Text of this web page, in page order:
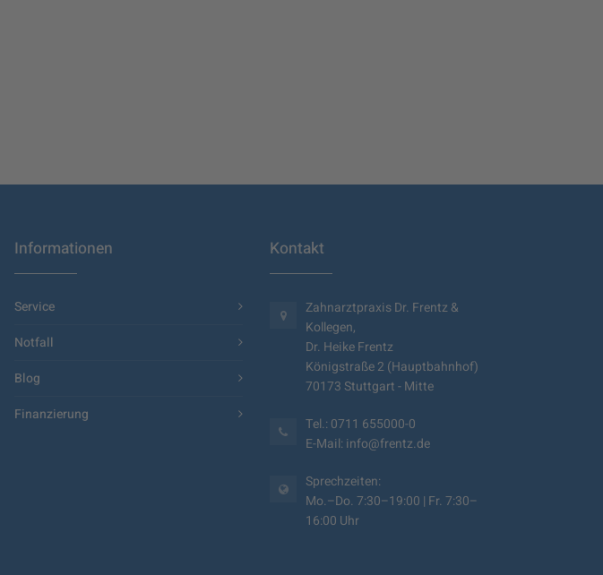
Informationen
Service
Notfall
Blog
Finanzierung
Kontakt
Zahnarztpraxis Dr. Frentz &
Kollegen,
Dr. Heike Frentz
Königstraße 2 (Hauptbahnhof)
70173 Stuttgart - Mitte
Tel.: 0711 655000-0
E-Mail:info@frentz.de
Sprechzeiten:
Mo.–Do. 7:30–19:00 | Fr. 7:30–
16:00 Uhr